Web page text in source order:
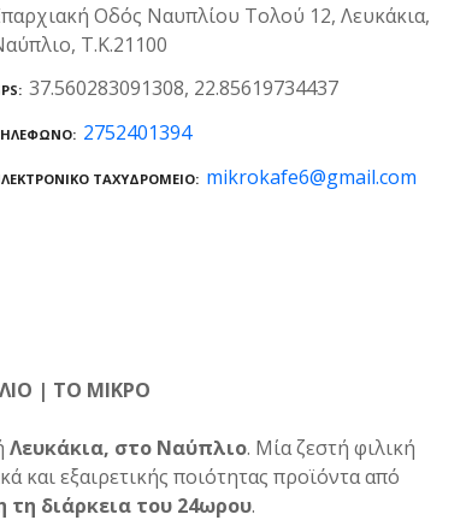
Οδός Ναυπλίου Τολού 12, Λευκάκια,
Τ.Κ.21100
37.560283091308, 22.85619734437
2752401394
ΤΑΧΥΔΡΟΜΕΊΟ mikrokafe6@gmail.com
| ΤΟ ΜΙΚΡΟ
Λευκάκια, στο Ναύπλιο. Μία ζεστή φιλική
και εξαιρετικής ποιότητας προϊόντα από
τη διάρκεια του 24ωρου.